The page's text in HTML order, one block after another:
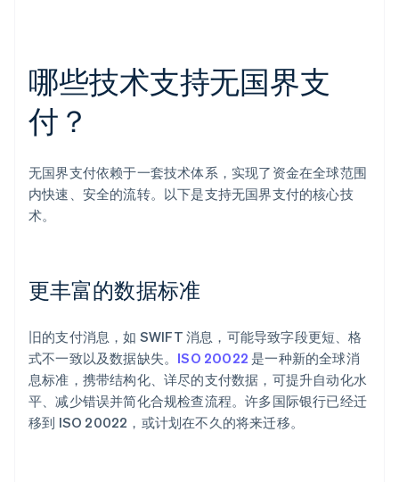
哪些技术支持无国界支
付？
无国界支付依赖于一套技术体系，实现了资金在全球范围
内快速、安全的流转。以下是支持无国界支付的核心技
术。
更丰富的数据标准
旧的支付消息，如 SWIFT 消息，可能导致字段更短、格
式不一致以及数据缺失。 ISO 20022 是一种新的全球消
息标准，携带结构化、详尽的支付数据，可提升自动化水
平、减少错误并简化合规检查流程。许多国际银行已经迁
移到 ISO 20022，或计划在不久的将来迁移。